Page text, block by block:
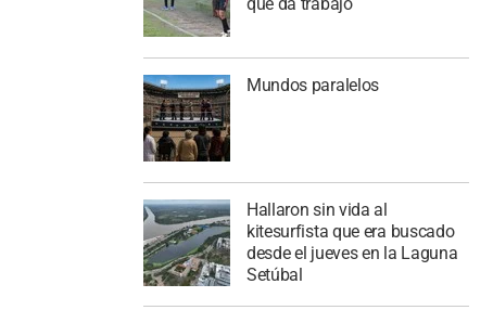
Mundos paralelos
Hallaron sin vida al
kitesurfista que era buscado
desde el jueves en la Laguna
Setúbal